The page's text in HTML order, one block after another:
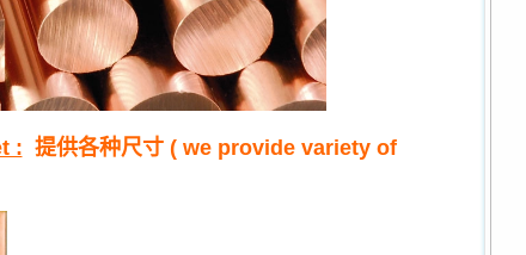
: 提供各种尺寸 ( we provide variety of